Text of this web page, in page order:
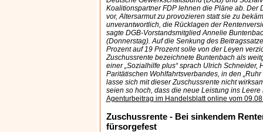
Koalitionspartner FDP lehnen die Pläne ab. Der
vor, Altersarmut zu provozieren statt sie zu
unverantwortlich, die Rücklagen der
sagte DGB-Vorstandsmitglied Annelie
(Donnerstag). Auf die Senkung des
Prozent auf 19 Prozent solle von der Leyen
Zuschussrente bezeichnete Buntenbach als
einer „Sozialhilfe plus“ sprach Ulrich Schneider,
Paritätischen Wohlfahrtsverbandes, in den
lasse sich mit dieser Zuschussrente nicht
seien so hoch, dass die neue Leistung ins Leere
Agenturbeitrag im Handelsblatt online vom
Zuschussrente - Bei sinkendem
fürsorgefest